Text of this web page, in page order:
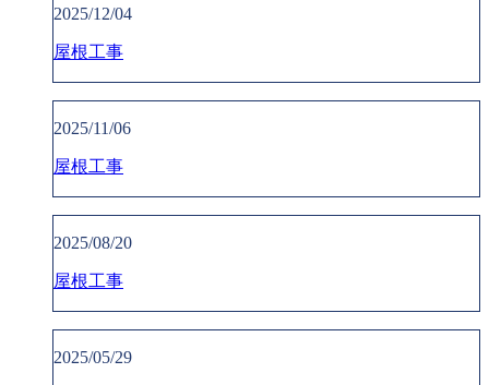
2025/12/04
屋根工事
2025/11/06
屋根工事
2025/08/20
屋根工事
2025/05/29